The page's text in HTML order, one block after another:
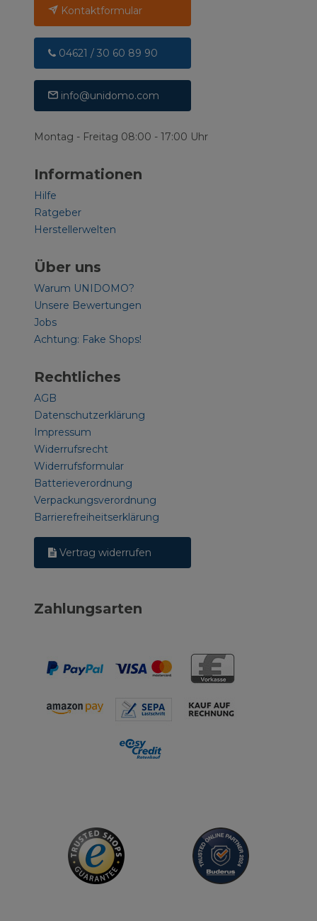
Kontaktformular
04621 / 30 60 89 90
info@unidomo.com
Montag - Freitag 08:00 - 17:00 Uhr
Informationen
Hilfe
Ratgeber
Herstellerwelten
Über uns
Warum UNIDOMO?
Unsere Bewertungen
Jobs
Achtung: Fake Shops!
Rechtliches
AGB
Datenschutzerklärung
Impressum
Widerrufsrecht
Widerrufsformular
Batterieverordnung
Verpackungsverordnung
Barrierefreiheitserklärung
Vertrag widerrufen
Zahlungsarten